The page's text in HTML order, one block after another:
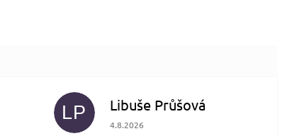
LP Libuše Průšová
Hodnocení obchodu je 5 z 5 hvězdiček.
4.8.2026